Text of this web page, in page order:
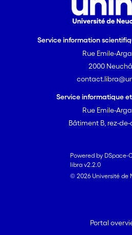
Service information
Rue Emile-
2000
Service informatique
Rue Emile-
Bâtiment B, rez-
Powered by DSpace-
libra v2.2.0
© 2026 Université de
Portal